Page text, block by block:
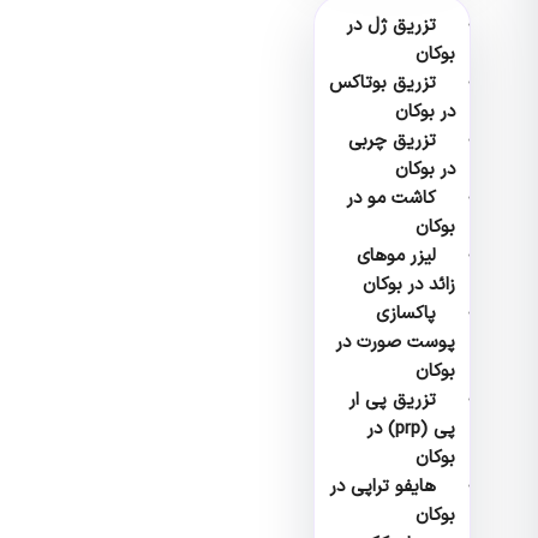
تزریق ژل در
بوکان
تزریق بوتاکس
در بوکان
تزریق چربی
در بوکان
کاشت مو در
بوکان
لیزر موهای
زائد در بوکان
پاکسازی
پوست صورت در
بوکان
تزریق پی ار
پی (prp) در
بوکان
هایفو تراپی در
بوکان